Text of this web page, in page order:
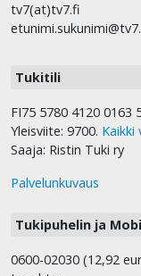
tv7(at)tv7.fi
Tukitili
FI75 5780 4120 0163
Yleisviite: 9700.
Saaja: Ristin Tuki ry
Palvelunkuvaus
Tukipuhelin ja
0600-02030 (12,92